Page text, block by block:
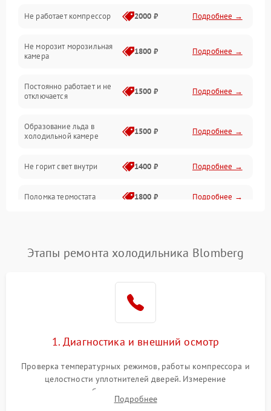
Электропитание
Дренаж
Не работает компрессор 2000 ₽ Подробнее →
Не морозит морозильная
камера
1800 ₽ Подробнее →
Постоянно работает и не
отключается
1500 ₽ Подробнее →
Образование льда в
холодильной камере
1500 ₽ Подробнее →
Не горит свет внутри 1400 ₽ Подробнее →
Поломка термостата 1800 ₽ Подробнее →
Поломка системы No Frost 2600 ₽ Подробнее →
работе
2000 ₽ Подробнее →
1000 ₽
Этапы ремонта холодильника Blomberg
1. Диагностика и внешний осмотр
Проверка температурных режимов, работы компрессора и
целостности уплотнителей дверей. Измерение
сопротивления обмоток мотора, проверка термостата и
считывание кодов ошибок с электронного дисплея.
Подробнее